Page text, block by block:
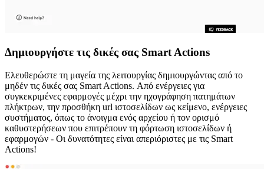
Δημιουργήστε τις δικές σας Smart Actions
Ελευθερώστε τη μαγεία της λειτουργίας δημιουργώντας από το
μηδέν τις δικές σας Smart Actions. Από ενέργειες για
συγκεκριμένες εφαρμογές μέχρι την ηχογράφηση πατημάτων
πλήκτρων, την προσθήκη url ιστοσελίδων ως κείμενο, ενέργειες
συστήματος, όπως το άνοιγμα ενός αρχείου ή τον ορισμό
καθυστερήσεων που επιτρέπουν τη φόρτωση ιστοσελίδων ή
εφαρμογών - Οι δυνατότητες είναι απεριόριστες με τις Smart
Actions!